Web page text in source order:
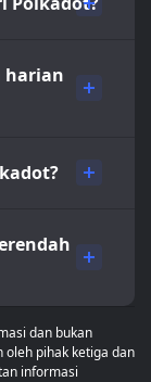
harian
dan bukan
oleh pihak ketiga dan
informasi